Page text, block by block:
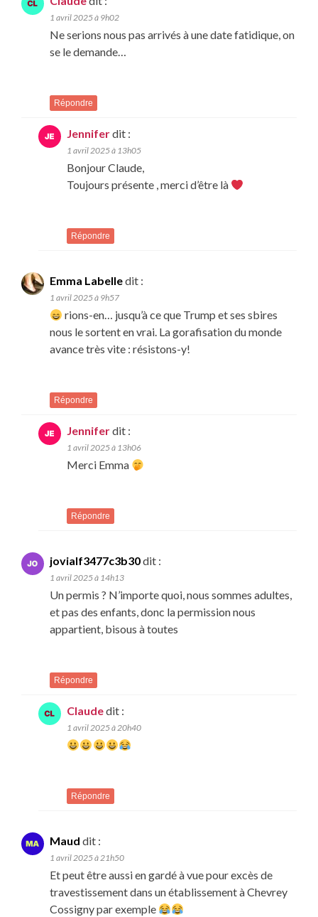
1 avril 2025 à 9h02
Ne serions nous pas arrivés à une date fatidique, on
se le demande…
Répondre
Jenniferdit :
1 avril 2025 à 13h05
Bonjour Claude,
Toujours présente , merci d’être là
Répondre
Emma Labelledit :
1 avril 2025 à 9h57
rions-en… jusqu’à ce que Trump et ses sbires
nous le sortent en vrai. La gorafisation du monde
avance très vite : résistons-y!
Répondre
Jenniferdit :
1 avril 2025 à 13h06
Merci Emma
Répondre
jovialf3477c3b30dit :
1 avril 2025 à 14h13
Un permis ? N’importe quoi, nous sommes adultes,
et pas des enfants, donc la permission nous
appartient, bisous à toutes
Répondre
Claudedit :
1 avril 2025 à 20h40
Répondre
Maud dit :
1 avril 2025 à 21h50
Et peut être aussi en gardé à vue pour excès de
travestissement dans un établissement à Chevrey
Cossigny par exemple